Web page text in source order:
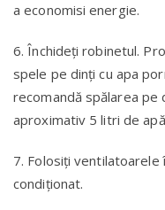
a economisi energie.
6. Închideţi robinetul.
spele pe dinţi cu apa
recomandă spălarea
aproximativ 5 litri de
7. Folosiţi
condiţionat.